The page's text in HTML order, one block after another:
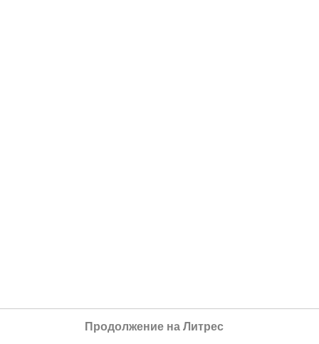
Продолжение на Литрес